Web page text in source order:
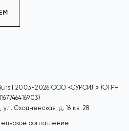
2003-2026 ООО «СУРСИЛ» (ОГРН
ул. Сходненская, д. 16 кв. 28
соглашение